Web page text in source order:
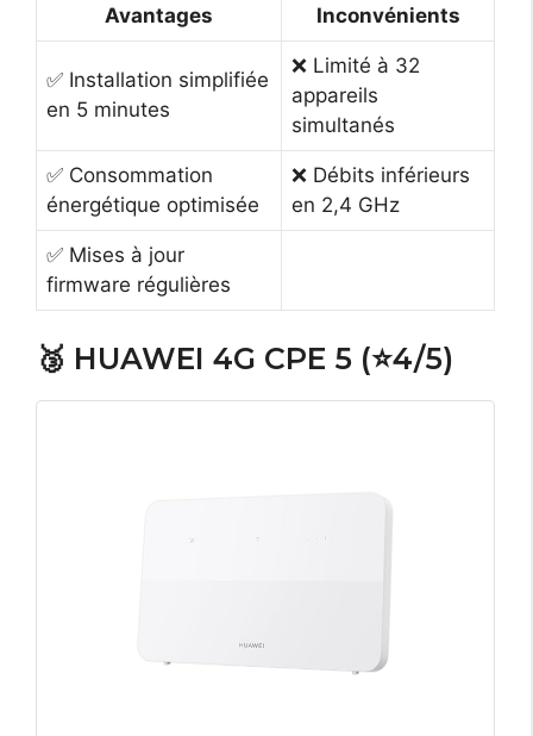
Avantages Inconvénients
✅ Installation simplifiée
en 5 minutes
❌ Limité à 32
appareils
simultanés
✅ Consommation
énergétique optimisée
❌ Débits inférieurs
en 2,4 GHz
✅ Mises à jour
firmware régulières
🥉 HUAWEI 4G CPE 5 (⭐4/5)